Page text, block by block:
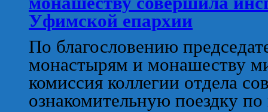
Уфимской епархии
По благословению
монастырям и монашеству
комиссия коллегии отдела
ознакомительную поездку